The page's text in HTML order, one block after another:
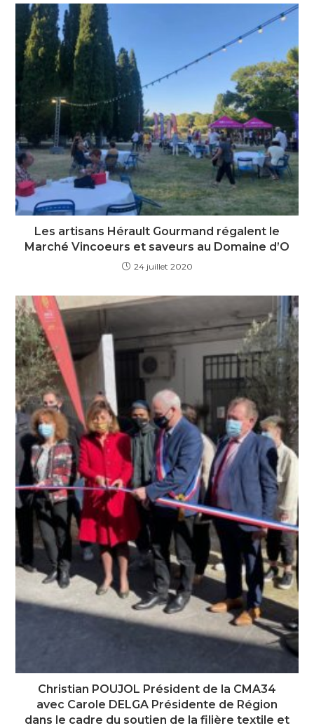
Les artisans Hérault Gourmand régalent le
Marché Vincoeurs et saveurs au Domaine d’O
24 juillet 2020
Christian POUJOL Président de la CMA34
avec Carole DELGA Présidente de Région
dans le cadre du soutien de la filière textile et